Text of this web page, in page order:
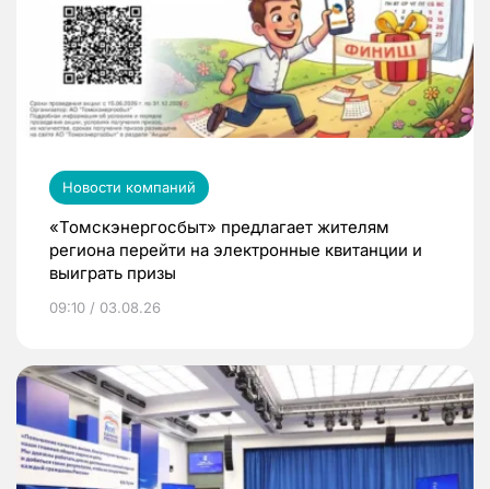
Новости компаний
«Томскэнергосбыт» предлагает жителям
региона перейти на электронные квитанции и
выиграть призы
09:10 / 03.08.26